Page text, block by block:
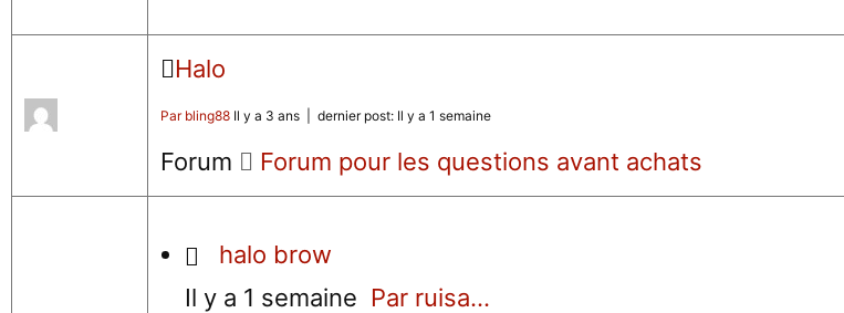
Halo
Par bling88 Il y a 3 ans | dernier post: Il y a 1 semaine
Forum Forum pour les questions avant achats
halo brow
Il y a 1 semaine Par ruisa...